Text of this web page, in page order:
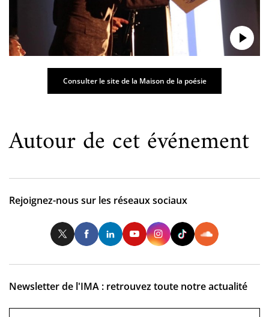
Consulter le site de la Maison de la poésie
Autour de cet événement
Rejoignez-nous sur les réseaux sociaux
TwitterFacebookLinkedInYoutubeInstagram
Newsletter de l'IMA : retrouvez toute notre actualité